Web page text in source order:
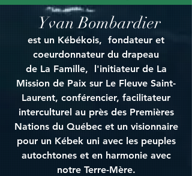
Yvan Bombardier
est un Kébékois, fondateur et
coeurdonnateur du drapeau
de La Famille, l'initiateur de La
Mission de Paix sur Le Fleuve Saint-
Laurent, conférencier, facilitateur
interculturel au près des Premières
Nations du Québec et un visionnaire
pour un Kébek uni avec les peuples
autochtones et en harmonie avec
notre Terre-Mère.